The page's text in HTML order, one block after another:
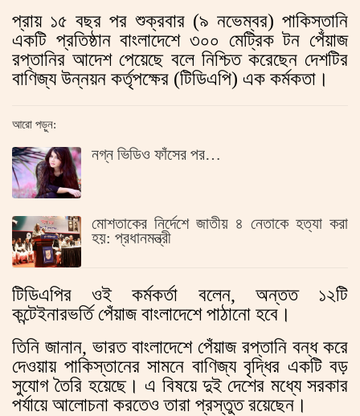
প্রায় ১৫ বছর পর শুক্রবার (৯ নভেম্বর) পাকিস্তানি
একটি প্রতিষ্ঠান বাংলাদেশে ৩০০ মেট্রিক টন পেঁয়াজ
রপ্তানির আদেশ পেয়েছে বলে নিশ্চিত করেছেন দেশটির
বাণিজ্য উন্নয়ন কর্তৃপক্ষের (টিডিএপি) এক কর্মকতা।
আরো পড়ুন:
নগ্ন ভিডিও ফাঁসের পর…
মোশতাকের নির্দেশে জাতীয় ৪ নেতাকে হত্যা করা
হয়: প্রধানমন্ত্রী
টিডিএপির ওই কর্মকর্তা বলেন, অন্তত ১২টি
কন্টেইনারভর্তি পেঁয়াজ বাংলাদেশে পাঠানো হবে।
তিনি জানান, ভারত বাংলাদেশে পেঁয়াজ রপ্তানি বন্ধ করে
দেওয়ায় পাকিস্তানের সামনে বাণিজ্য বৃদ্ধির একটি বড়
সুযোগ তৈরি হয়েছে। এ বিষয়ে দুই দেশের মধ্যে সরকার
পর্যায়ে আলোচনা করতেও তারা প্রস্তুত রয়েছেন।